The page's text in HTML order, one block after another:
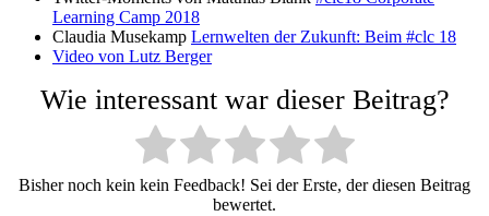
Learning Camp 2018
Claudia Musekamp Lernwelten der Zukunft: Beim #clc 18
Video von Lutz Berger
Wie interessant war dieser Beitrag?
Bisher noch kein kein Feedback! Sei der Erste, der diesen Beitrag
bewertet.